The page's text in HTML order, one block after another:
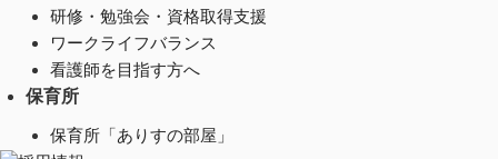
研修・勉強会・資格取得支援
ワークライフバランス
看護師を目指す方へ
保育所
保育所「ありすの部屋」